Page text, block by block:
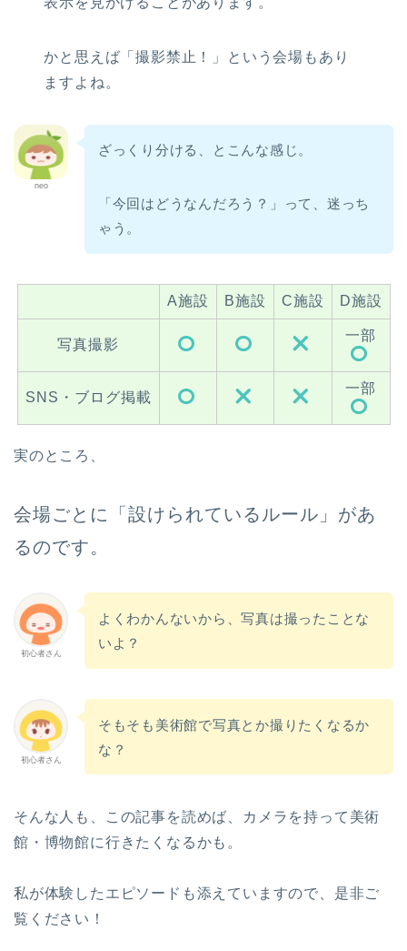
かと思えば「撮影禁止！」という会場もあり
ますよね。
neo
ざっくり分ける、とこんな感じ。
「今回はどうなんだろう？」って、迷っち
ゃう。
A施設 B施設 C施設 D施設
写真撮影
一部
SNS・ブログ掲載
一部
実のところ、
会場ごとに「設けられているルール」があ
るのです。
初心者さん
よくわかんないから、写真は撮ったことな
いよ？
初心者さん
そもそも美術館で写真とか撮りたくなるか
な？
そんな人も、この記事を読めば、カメラを持って美術
館・博物館に行きたくなるかも。
私が体験したエピソードも添えていますので、是非ご
覧ください！